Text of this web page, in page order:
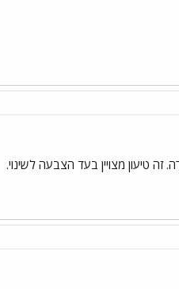
זה טיעון מצויין בעד הצבעה לשינוי.